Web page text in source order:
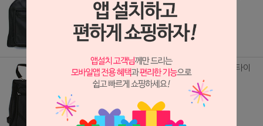
가방
118,000원
(BG/0164) 출장갈때나 여행갈때 정장,셔츠,타이
등을 보관하는 다용도 가방